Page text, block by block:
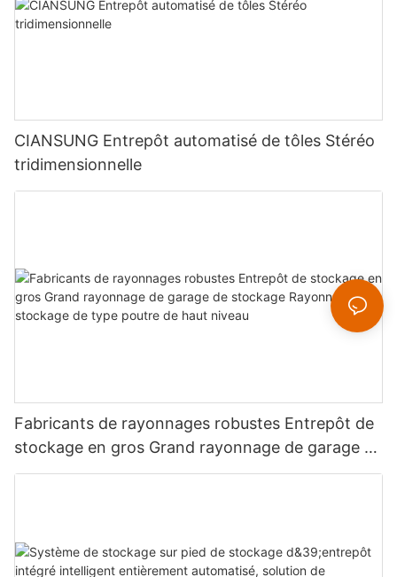
CIANSUNG Entrepôt automatisé de tôles Stéréo
tridimensionnelle
Fabricants de rayonnages robustes Entrepôt de
stockage en gros Grand rayonnage de garage de
stockage Rayonnage de stockage de type